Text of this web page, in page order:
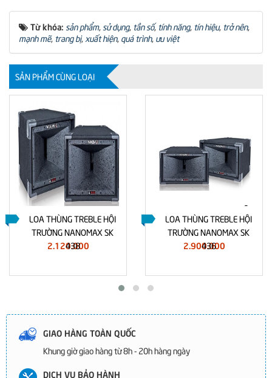
Từ khóa: sản phẩm, sử dụng, tần số, tính năng, tín hiệu, trở nên,
mạnh mẽ, trang bị, xuất hiện, quá trình, ưu việt
SẢN PHẨM CÙNG LOẠI
LOA THÙNG TREBLE HỘI
TRƯỜNG NANOMAX SK
438
2.120.000
LOA THÙNG TREBLE HỘI
TRƯỜNG NANOMAX SK
436
2.900.000
GIAO HÀNG TOÀN QUỐC
Khung giờ giao hàng từ 8h - 20h hàng ngày
DỊCH VỤ BẢO HÀNH